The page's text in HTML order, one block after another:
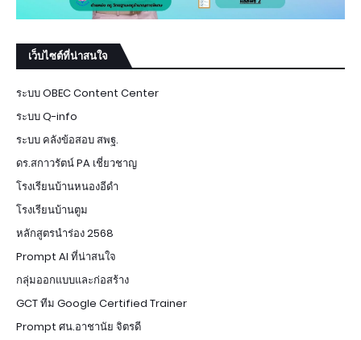
เว็บไซต์ที่น่าสนใจ
ระบบ OBEC Content Center
ระบบ Q-info
ระบบ คลังข้อสอบ สพฐ.
ดร.สกาวรัตน์ PA เชี่ยวชาญ
โรงเรียนบ้านหนองอีดำ
โรงเรียนบ้านตูม
หลักสูตรนำร่อง 2568
Prompt AI ที่น่าสนใจ
กลุ่มออกแบบและก่อสร้าง
GCT ทีม Google Certified Trainer
Prompt ศน.อาชานัย จิตรดี